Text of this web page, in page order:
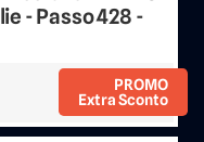
- Passo 428 -
PROMO
Extra Sconto
Sconto 25%